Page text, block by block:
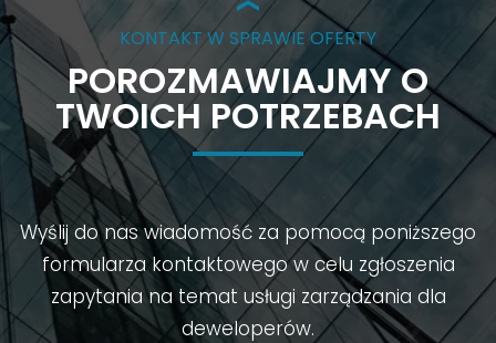
KONTAKT W SPRAWIE OFERTY
POROZMAWIAJMY O
TWOICH POTRZEBACH
Wyślij do nas wiadomość za pomocą poniższego
formularza kontaktowego w celu zgłoszenia
zapytania na temat usługi zarządzania dla
deweloperów.